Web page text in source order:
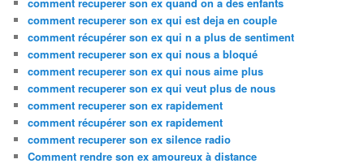
comment recuperer son ex qui est deja en couple
comment récupérer son ex qui n a plus de sentiment
comment recuperer son ex qui nous a bloqué
comment recuperer son ex qui nous aime plus
comment recuperer son ex qui veut plus de nous
comment recuperer son ex rapidement
comment récupérer son ex rapidement
comment recuperer son ex silence radio
Comment rendre son ex amoureux à distance